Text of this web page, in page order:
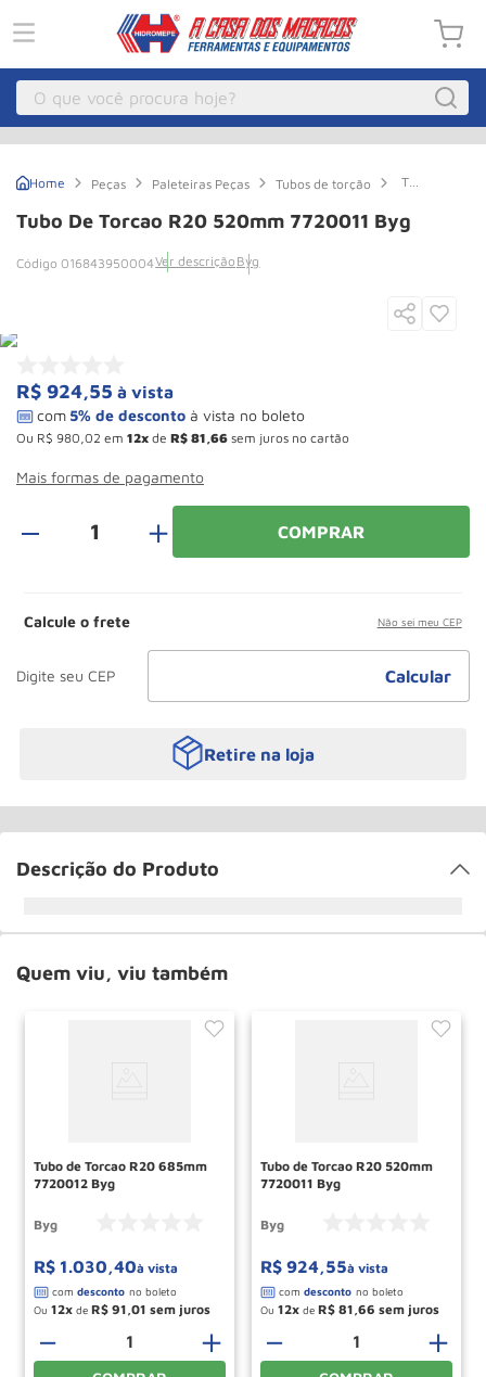
O que você procura hoje?
Peças Paleteiras Peças Tubos de torção
Tubo
Torcao
R20
Tubo De Torcao R20 520mm 7720011 Byg
016843950004Ver descrição Byg
R$ 924,55 à vista
Ou R$ 980 02 em 12 de R$ 81 66 sem juros no cartão
Mais formas de pagamento
＋ COMPRAR
Calcule o frete Não sei meu CEP
Retire na loja
Descrição do Produto
Quem viu, viu também
Tubo de Torcao R20 685mm
7720012 Byg
Byg
R$ 1.030 40à vista
Ou 12 de R$ 91 01
＋
－
Tubo de Torcao R20 520mm
7720011 Byg
Byg
R$ 924 55à vista
Ou 12 de R$ 81 66
＋
－
Guincho Eletrico
3 º Macaco Hidraulico
4º Talha Eletrica
7 º Macaco
8º Rodizio